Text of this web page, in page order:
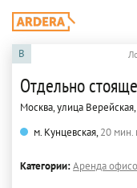
B
Отдельно
Москва, улица
м. Кунцевская,20
Категории:Аренда